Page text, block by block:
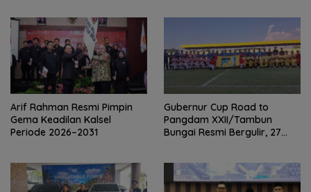
Arif Rahman Resmi Pimpin
Gema Keadilan Kalsel
Periode 2026–2031
Gubernur Cup Road to
Pangdam XXII/Tambun
Bungai Resmi Bergulir, 27